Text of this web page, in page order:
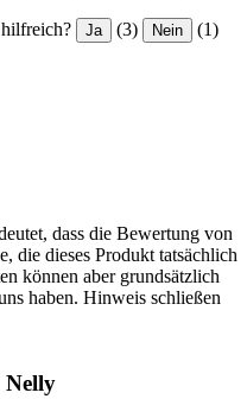
Ja (3) Nein (1)
dass die Bewertung von
die dieses Produkt tatsächlich
können aber grundsätzlich
haben. Hinweis schließen
Nelly